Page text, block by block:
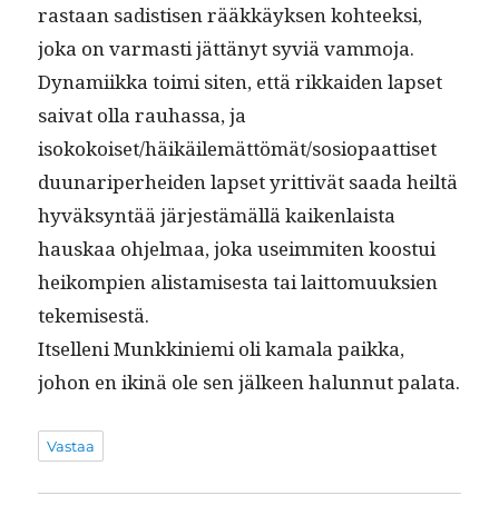
ras­taan sadis­tisen rääkkäyk­sen kohteek­si,
joka on var­masti jät­tänyt syviä vam­mo­ja.
Dynami­ik­ka toi­mi siten, että rikkaiden lapset
sai­vat olla rauhas­sa, ja
isokokoiset/häikäilemättömät/sosiopaattiset
duu­nar­iper­hei­den lapset yrit­tivät saa­da heiltä
hyväksyn­tää jär­jestämäl­lä kaiken­laista
hauskaa ohjel­maa, joka useim­miten koos­t­ui
heikom­pi­en alis­tamis­es­ta tai lait­to­muuk­sien
tekemisestä.
Itsel­leni Munkkinie­mi oli kamala paik­ka,
johon en ikinä ole sen jäl­keen halun­nut palata.
Vastaa